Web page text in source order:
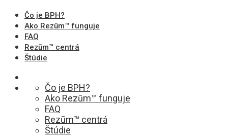
Čo je BPH?
Ako Rezūm™ funguje
FAQ
Rezūm™ centrá
Štúdie
Čo je BPH?
Ako Rezūm™ funguje
FAQ
Rezūm™ centrá
Štúdie